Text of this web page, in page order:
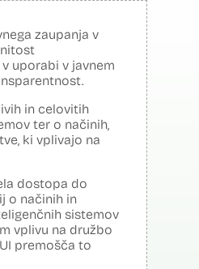
zaupanja v
uporabi v javnem
in celovitih
ter o načinih,
ki vplivajo na
dostopa do
o načinih in
sistemov
vplivu na družbo
premošča to